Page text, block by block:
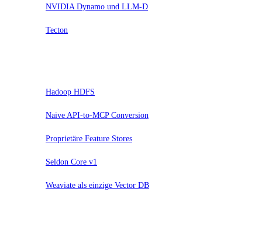
NVIDIA Dynamo und LLM-D
Tecton
Hadoop HDFS
Naive API-to-MCP Conversion
Proprietäre Feature Stores
Seldon Core v1
Weaviate als einzige Vector DB